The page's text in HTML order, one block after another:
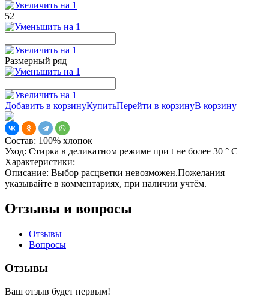
52
Размерный ряд
Добавить в корзинуКупитьПерейти в корзинуВ корзину
Состав: 100% хлопок
Уход: Стирка в деликатном режиме при t не более 30 ° С
Характеристики:
Описание: Выбор расцветки невозможен.Пожелания
указывайте в комментариях, при наличии учтём.
Отзывы и вопросы
Отзывы
Вопросы
Отзывы
Ваш отзыв будет первым!